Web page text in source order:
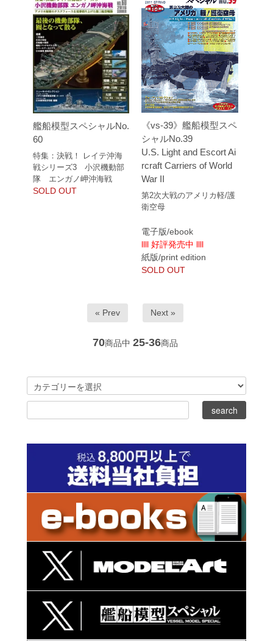
艦船模型スペシャルNo.
60
特集：決戦！ レイテ沖海
戦シリーズ3 小沢機動部
隊 エンガノ岬沖海戦
SOLD OUT
《vs-39》艦船模型スペ
シャルNo.39
U.S. Light and Escort Ai
rcraft Carriers of World
War II
第2次大戦のアメリカ軽/護
衛空母
電子版/ebook
llll 好評発売中 llll
紙版/print edition
SOLD OUT
« Prev Next »
70商品中 25-36商品